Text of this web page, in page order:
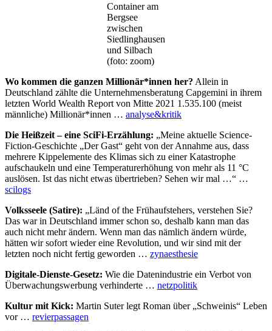
Container am
Bergsee
zwischen
Siedlinghausen
und Silbach
(foto: zoom)
Wo kommen die ganzen Millionär*innen her? Allein in
Deutschland zählte die Unternehmensberatung Capgemini in ihrem
letzten World Wealth Report von Mitte 2021 1.535.100 (meist
männliche) Millionär*innen … analyse&kritik
Die Heißzeit – eine SciFi-Erzählung: „Meine aktuelle Science-
Fiction-Geschichte „Der Gast“ geht von der Annahme aus, dass
mehrere Kippelemente des Klimas sich zu einer Katastrophe
aufschaukeln und eine Temperaturerhöhung von mehr als 11 °C
auslösen. Ist das nicht etwas übertrieben? Sehen wir mal …“ …
scilogs
Volksseele (Satire): „Länd of the Frühaufstehers, verstehen Sie?
Das war in Deutschland immer schon so, deshalb kann man das
auch nicht mehr ändern. Wenn man das nämlich ändern würde,
hätten wir sofort wieder eine Revolution, und wir sind mit der
letzten noch nicht fertig geworden … zynaesthesie
Digitale-Dienste-Gesetz: Wie die Datenindustrie ein Verbot von
Überwachungswerbung verhinderte … netzpolitik
Kultur mit Kick: Martin Suter legt Roman über „Schweinis“ Leben
vor … revierpassagen